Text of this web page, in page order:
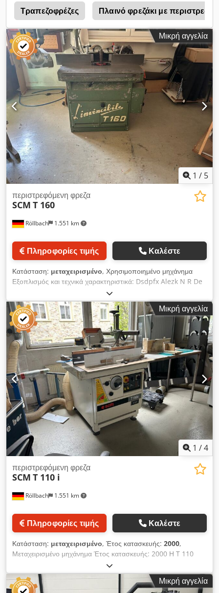
ενσωματωμένο τροχήλατο τραπέζι στη αριστερή πλευρά
Προσοχή! Η επέκταση τραπεζιού τοποθετήθηκε εκ των
υστέρων! Για τη χρήση του τροχήλατου τραπεζιού πρέπει να
αφαιρεθεί! - Με συσκευή προώθησης 4 ρολών, έτος 2007 -
Διαστάσεις: 240x65x120 εκ. - Βάρος περίπου 900 kg
Διαθεσιμότητα: άμεσα Dwodpfx Aezk N R Rsl Soa Τοποθεσία:
63934 Röllbach
Τραπεζοφρέζες Πλαινό φρεζάκι με
Μικρή αγγελία
1 / 5
Röllbach 1.551 km
περιστρεφόμενη φρεζα
SCM T 160
Πληροφορίες τιμής Καλέστε
Κατάσταση: μεταχειρισμένο, Χρησιμοποιημένο μηχάνημα
Εξοπλισμός και τεχνικά χαρακτηριστικά: Dsdpfx Alezk N R De
Sowa - Βαριά κατασκευή από χυτοσίδηρο - Κινητήρας: 5,5 kW
- Διάμετρος ατράκτου: 30 mm - 2900-4400-6000-7800-10000
στρ./λεπτό - Ρύθμιση ύψους και κλίσης: ηλεκτροκινητήρια -
Λεπτή ρύθμιση: μέσω χειροτροχού - Με μεταλλικά σιαγόνες
Panhans - Με τροφοδοτικό τριών κυλίνδρων Holz-Her
Διαθεσιμότητα: άμεση Τοποθεσία αποθήκευσης: 63934
Röllbach
Μικρή αγγελία
1 /4
Röllbach 1.551 km
περιστρεφόμενη φρεζα
SCM T 110 i
Πληροφορίες τιμής Καλέστε
Κατάσταση: μεταχειρισμένο, Έτος κατασκευής: 2000,
Μεταχειρισμένο μηχάνημα Έτος κατασκευής: 2000 Η T 110
είναι η επιτραπέζια φρέζα της SCM, στην οποία συνδυάζονται
ιδανικά η ποιότητα και η οικονομική τιμή απόκτησης. Η
κατασκευή είναι εξαιρετικά στιβαρή. Για εύκολη χρήση, όλα τα
Μικρή αγγελία